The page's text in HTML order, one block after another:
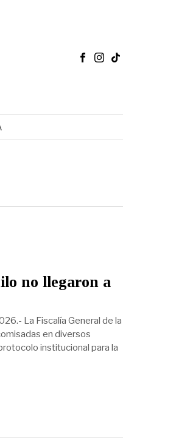
no llegaron a
La Fiscalía General de la
en diversos
institucional para la